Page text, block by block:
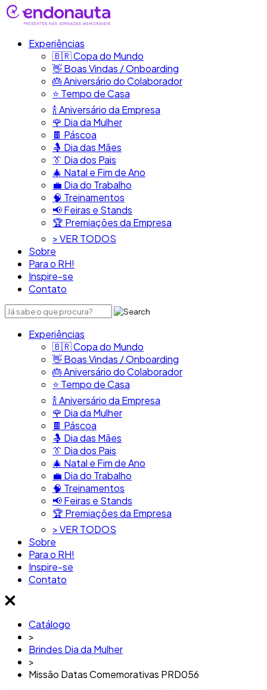
Experiências
🇧🇷​ Copa do Mundo
👋​ Boas Vindas / Onboarding
🎂​ Aniversário do Colaborador
⭐​ Tempo de Casa
​🍾​ Aniversário da Empresa
🌹 Dia da Mulher
🍫​ Páscoa
🤱 Dia das Mães
👔​ Dia dos Pais
🎄 Natal e Fim de Ano
💼​ Dia do Trabalho
🧠​ Treinamentos
📢​ Feiras e Stands
🏆 Premiações da Empresa
> VER TODOS
Sobre
Para o RH!
Inspire-se
Contato
Experiências
🇧🇷​ Copa do Mundo
👋​ Boas Vindas / Onboarding
🎂​ Aniversário do Colaborador
⭐​ Tempo de Casa
​🍾​ Aniversário da Empresa
🌹 Dia da Mulher
🍫​ Páscoa
🤱 Dia das Mães
👔​ Dia dos Pais
🎄 Natal e Fim de Ano
💼​ Dia do Trabalho
🧠​ Treinamentos
📢​ Feiras e Stands
🏆 Premiações da Empresa
> VER TODOS
Sobre
Para o RH!
Inspire-se
Contato
Catálogo
>
Brindes Dia da Mulher
>
Missão Datas Comemorativas PRD056